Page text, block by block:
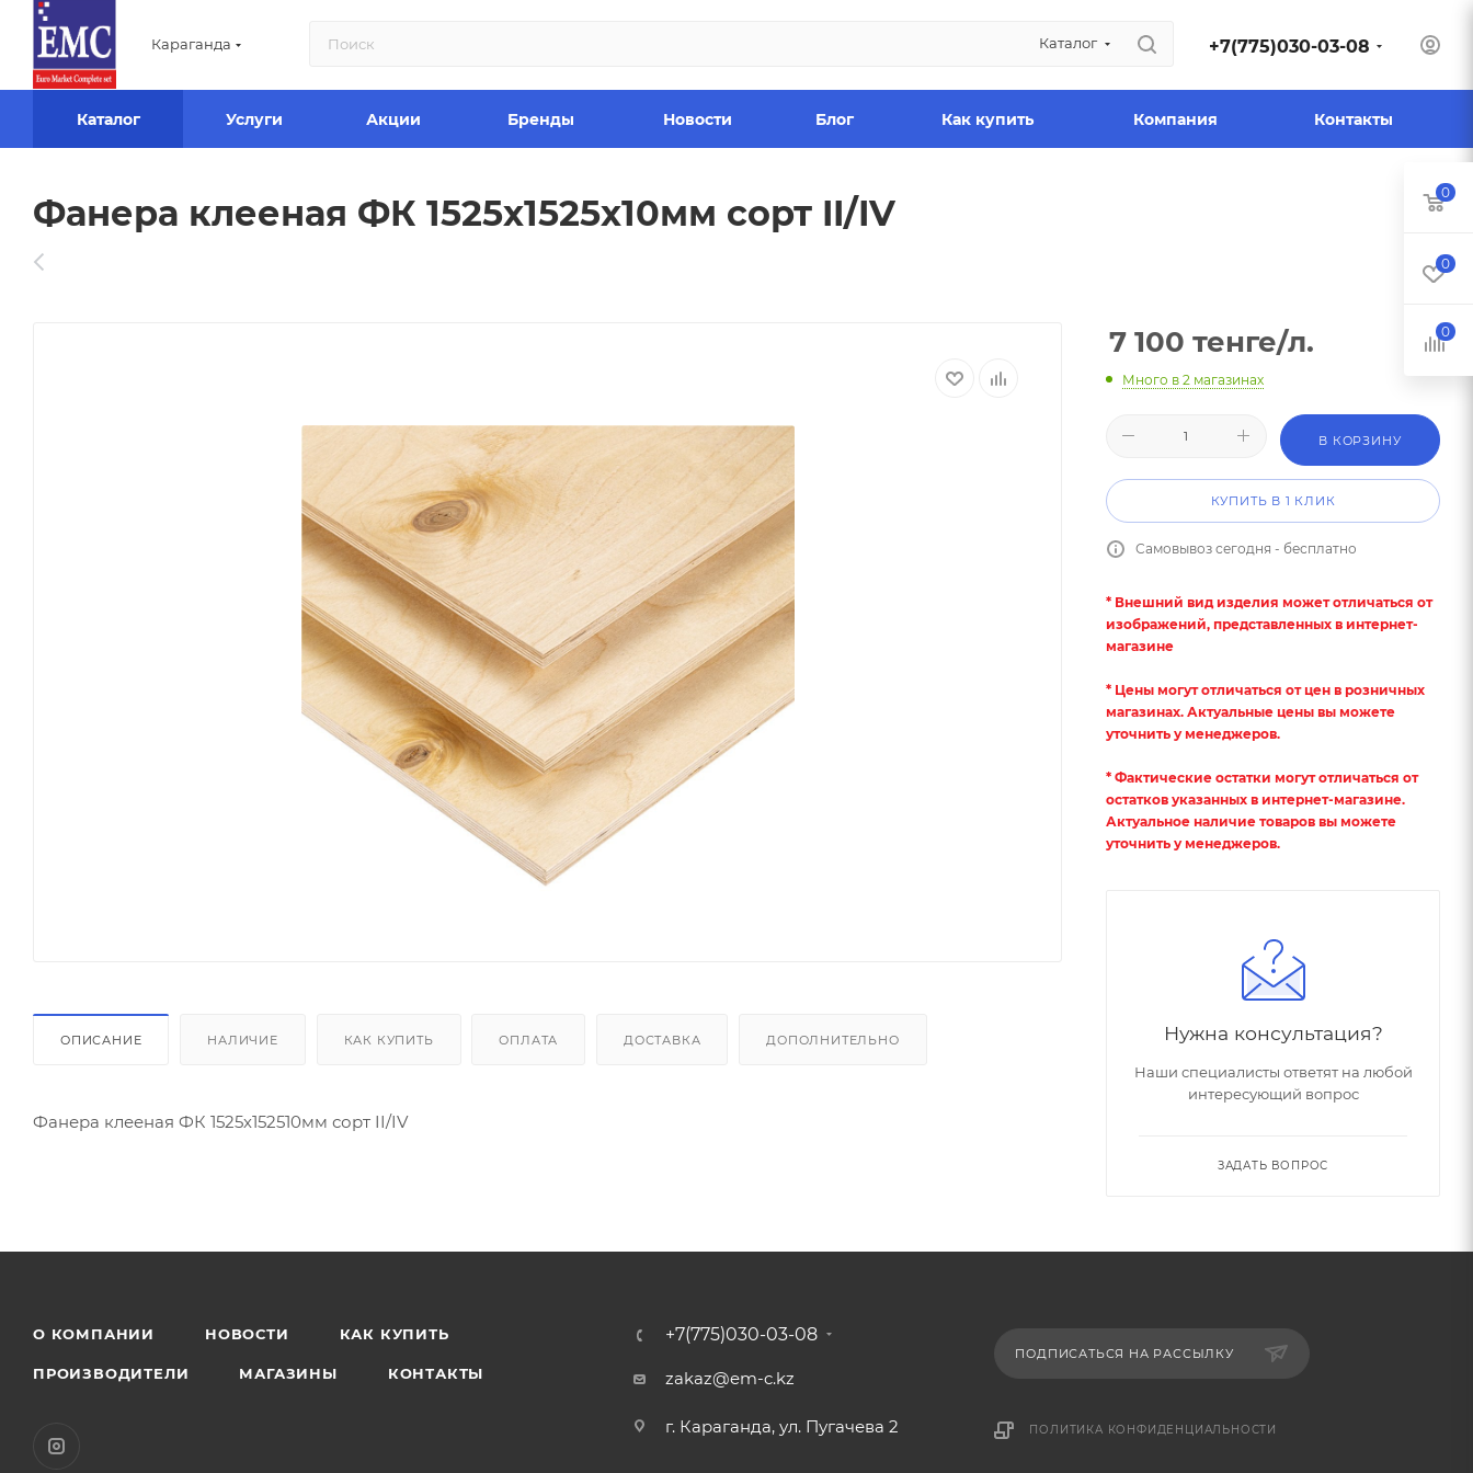
Караганда Каталог +7(775)030-03-08
Каталог Услуги Акции Бренды Новости Блог Как купить Компания Контакты
Фанера клееная ФК 1525х1525х10мм сорт II/IV
ОПИСАНИЕ НАЛИЧИЕ КАК КУПИТЬ ОПЛАТА ДОСТАВКА ДОПОЛНИТЕЛЬНО
Фанера клееная ФК 1525х152510мм сорт II/IV
7 100 тенге/л.
Много в 2 магазинах
В КОРЗИНУ
КУПИТЬ В 1 КЛИК
Самовывоз сегодня - бесплатно
* Внешний вид изделия может отличаться от
изображений, представленных в интернет-
магазине
* Цены могут отличаться от цен в розничных
магазинах. Актуальные цены вы можете
уточнить у менеджеров.
* Фактические остатки могут отличаться от
остатков указанных в интернет-магазине.
Актуальное наличие товаров вы можете
уточнить у менеджеров.
Нужна консультация?
Наши специалисты ответят на любой
интересующий вопрос
ЗАДАТЬ ВОПРОС
О КОМПАНИИ НОВОСТИ КАК КУПИТЬ
ПРОИЗВОДИТЕЛИ МАГАЗИНЫ КОНТАКТЫ
+7(775)030-03-08
zakaz@em-c.kz
г. Караганда, ул. Пугачева 2
ПОДПИСАТЬСЯ НА РАССЫЛКУ
ПОЛИТИКА КОНФИДЕНЦИАЛЬНОСТИ
0
0
0